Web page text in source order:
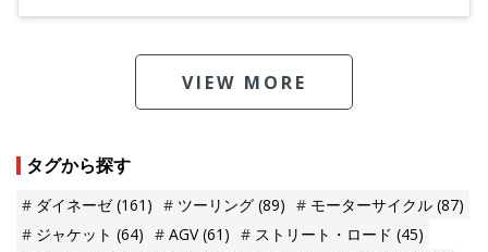
VIEW MORE
タグから探す
ダイネーゼ(161) ツーリング (89) モーターサイクル (87)
ジャケット (64) AGV(61) ストリート・ロード (45)